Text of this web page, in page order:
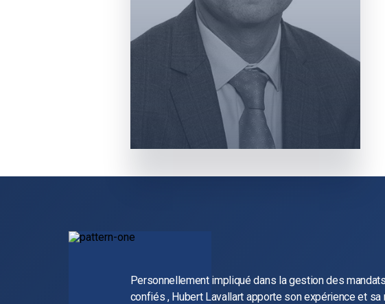
Personnellement impliqué dans la gestion des
confiés , Hubert Lavallart apporte son expérience et sa